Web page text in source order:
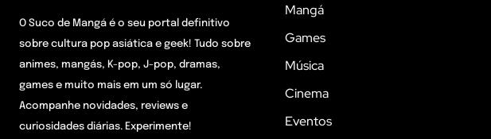
O Suco de Mangá é o seu portal definitivo
sobre cultura pop asiática e geek! Tudo sobre
animes, mangás, K-pop, J-pop, dramas,
games e muito mais em um só lugar.
Acompanhe novidades, reviews e
curiosidades diárias. Experimente!
Mangá
Games
Música
Cinema
Eventos